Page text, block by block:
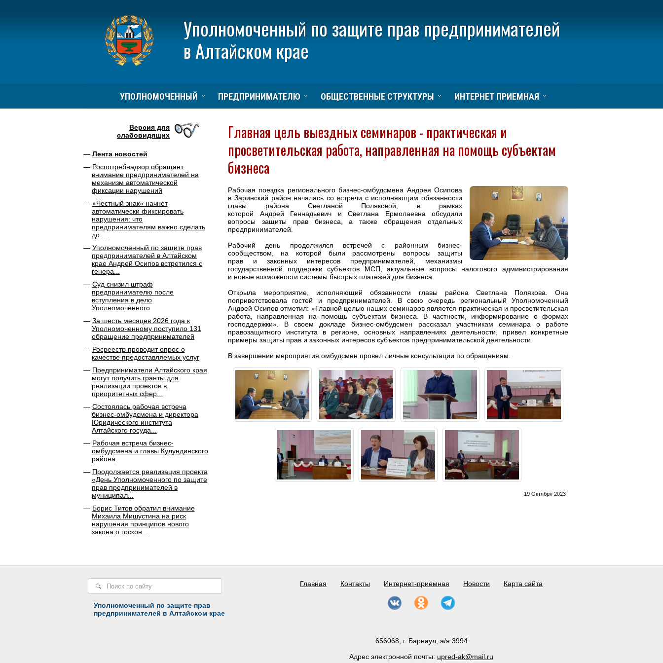
Уполномоченный по защите прав предпринимателей
в Алтайском крае
УПОЛНОМОЧЕННЫЙ ПРЕДПРИНИМАТЕЛЮ ОБЩЕСТВЕННЫЕ СТРУКТУРЫ ИНТЕРНЕТ ПРИЕМНАЯ
Версия для
слабовидящих
Лента новостей
Роспотребнадзор обращает
внимание предпринимателей на
механизм автоматической
фиксации нарушений
«Честный знак» начнет
автоматически фиксировать
нарушения: что
предпринимателям важно сделать
до ...
Уполномоченный по защите прав
предпринимателей в Алтайском
крае Андрей Осипов встретился с
генера...
Суд снизил штраф
предпринимателю после
вступления в дело
Уполномоченного
За шесть месяцев 2026 года к
Уполномоченному поступило 131
обращение предпринимателей
Росреестр проводит опрос о
качестве предоставляемых услуг
Предприниматели Алтайского края
могут получить гранты для
реализации проектов в
приоритетных сфер...
Состоялась рабочая встреча
бизнес-омбудсмена и директора
Юридического института
Алтайского госуда...
Рабочая встреча бизнес-
омбудсмена и главы Кулундинского
района
Продолжается реализация проекта
«День Уполномоченного по защите
прав предпринимателей в
муниципал...
Борис Титов обратил внимание
Михаила Мишустина на риск
нарушения принципов нового
закона о госкон...
Главная цель выездных семинаров - практическая и
просветительская работа, направленная на помощь субъектам
бизнеса
Рабочая поездка регионального бизнес-омбудсмена Андрея Осипова
в Заринский район началась со встречи с исполняющим обязанности
главы района Светланой Поляковой, в рамках
которой Андрей Геннадьевич и Светлана Ермолаевна обсудили
вопросы защиты прав бизнеса, а также обращения отдельных
предпринимателей.
Рабочий день продолжился встречей с районным бизнес-
сообществом, на которой были рассмотрены вопросы защиты
прав и законных интересов предпринимателей, механизмы
государственной поддержки субъектов МСП, актуальные вопросы налогового администрирования
и новые возможности системы быстрых платежей для бизнеса.
Открыла мероприятие, исполняющий обязанности главы района Светлана Полякова. Она
поприветствовала гостей и предпринимателей. В свою очередь региональный Уполномоченный
Андрей Осипов отметил: «Главной целью наших семинаров является практическая и просветительская
работа, направленная на помощь субъектам бизнеса. В частности, информирование о формах
господдержки». В своем докладе бизнес-омбудсмен рассказал участникам семинара о работе
правозащитного института в регионе, основных направлениях деятельности, привел конкретные
примеры защиты прав и законных интересов субъектов предпринимательской деятельности.
В завершении мероприятия омбудсмен провел личные консультации по обращениям.
19 Октября 2023
Уполномоченный по защите прав
предпринимателей в Алтайском крае
Главная Контакты Интернет-приемная Новости Карта сайта
656068, г. Барнаул, а/я 3994
Адрес электронной почты: upred-ak@mail.ru